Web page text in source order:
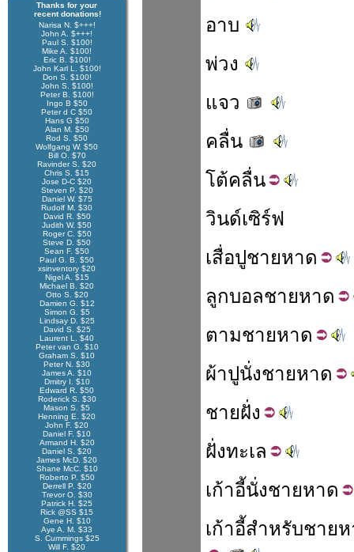
Thanks for your
recent donations!
Narisa N. $+++!
John A. $+++!
Paul S. $100!
Mike A. $100!
Eric B. $100!
John Karl L. $100!
Don S. $100!
John S. $100!
Peter B. $100!
Ingo B $50
Peter d C $50
Hans G $50
Alan M. $50
Rod S. $50
Wolfgang W. $50
Bill O. $70
Ravinder S. $20
Chris S. $15
Jose D-C $20
Steven P. $20
Daniel W. $75
Rudolf M. $30
David R. $50
Judith W. $50
Roger C. $50
Steve D. $50
Sean F. $50
Paul G. B. $50
xsinventory $20
Nigel A. $15
Michael B. $20
Otto S. $20
Damien G. $12
Simon G. $5
Lindsay D. $25
David S. $25
Laurent L. $40
Peter van G. $10
Graham S. $10
Peter N. $30
James A. $10
Dmitry I. $10
Edward R. $50
Roderick S. $30
Mason S. $5
Henning E. $20
John F. $20
Daniel F. $10
Armand H. $20
Daniel S. $20
James McD. $20
Shane McC. $10
Roberto P. $50
Derrell P. $20
Trevor O. $30
Patrick H. $25
Rick @SS $15
Gene H. $10
Aye A. M. $33
S. Cummings $25
Will F. $20
อาบ
พ่วง
แจว
คลื่น
โต้คลื่น
วินด์เซิร์ฟ
เสื่อปูชายหาด
ลูกบอลชายหาด
ตามชายหาด
ผ้าปูนั่งชายหาด
ชายฝั่ง
ฝั่งทะเล
เก้าอี้นั่งชายหาด
เก้าอี้สำหรับชาย